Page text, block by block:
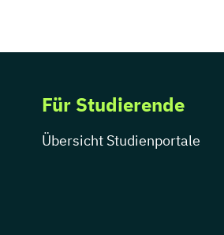
Für Studierende
Übersicht Studienportale